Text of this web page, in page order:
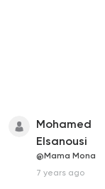
Mohamed
Elsanousi
@Mama Mona
7 years ago